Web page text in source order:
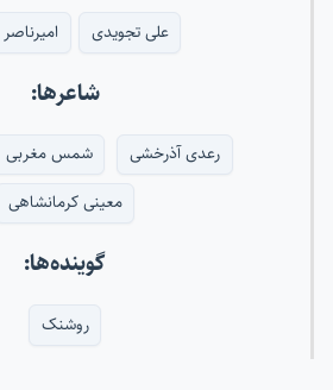
علی تجویدی
شاعرها:
رعدی آذرخشی شمس مغربی
معینی کرمانشاهی
گوینده‌ها:
روشنک